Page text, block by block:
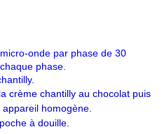
onde par phase de 30
phase.
crème chantilly au chocolat puis
homogène.
à douille.